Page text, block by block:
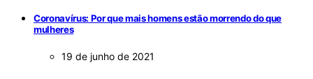
Coronavírus: Por que mais homens estão morrendo do que
mulheres
19 de junho de 2021